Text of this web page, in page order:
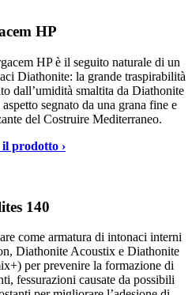
HP
HP è il seguito naturale di un
Diathonite: la grande traspirabilità
dall’umidità smaltita da Diathonite
segnato da una grana fine e
del Costruire Mediterraneo.
prodotto ›
140
come armatura di intonaci interni
Diathonite Acoustix e Diathonite
per prevenire la formazione di
fessurazioni causate da possibili